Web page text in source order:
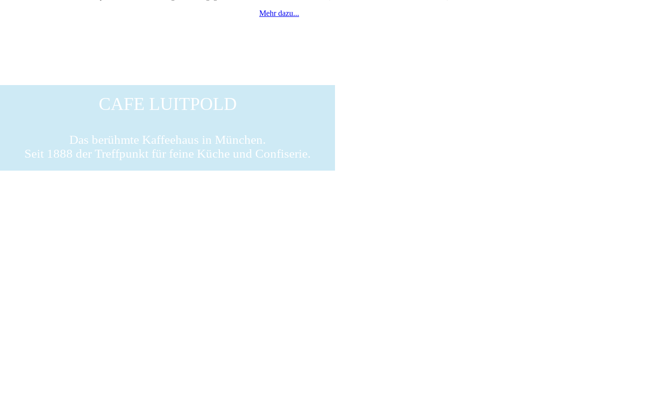
Mehr dazu...
CAFE LUITPOLD
Das berühmte Kaffeehaus in München.
Seit 1888 der Treffpunkt für feine Küche und Confiserie.